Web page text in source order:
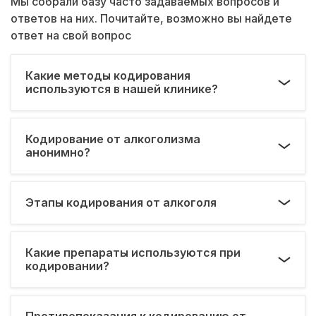
ответов на них. Почитайте, возможно вы найдете
ответ на свой вопрос
Какие методы кодирования
используются в нашей клинике?
Кодирование от алкоголизма
анонимно?
Этапы кодирования от алкоголя
Какие препараты используются при
кодировании?